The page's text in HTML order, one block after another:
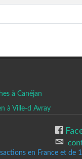
à Canéjan
à Ville-d Avray
en France et de